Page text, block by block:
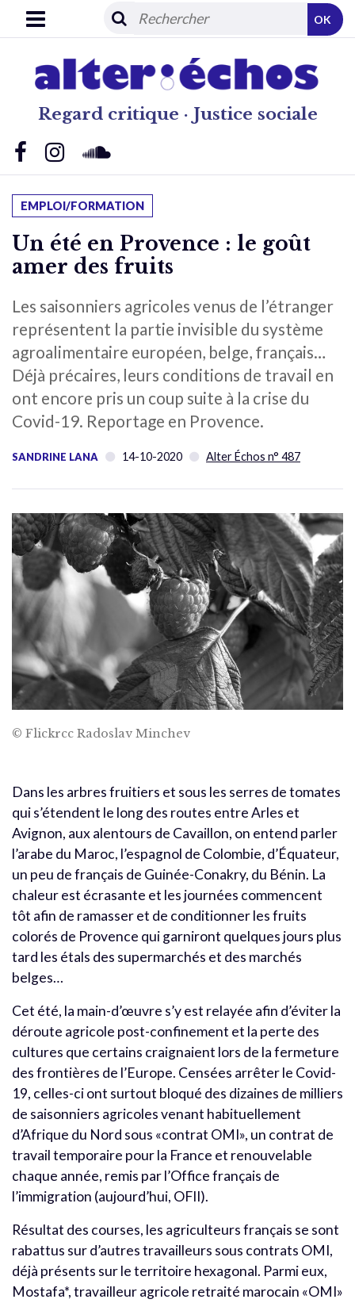
Regard critique · Justice sociale
OK
EMPLOI/FORMATION
Un été en Provence : le goût
amer des fruits
Les saisonniers agricoles venus de l’étranger
représentent la partie invisible du système
agroalimentaire européen, belge, français…
Déjà précaires, leurs conditions de travail en
ont encore pris un coup suite à la crise du
Covid-19. Reportage en Provence.
SANDRINE LANA 14-10-2020 Alter Échos n° 487
© Flickrcc Radoslav Minchev
Dans les arbres fruitiers et sous les serres de tomates
qui s’étendent le long des routes entre Arles et
Avignon, aux alentours de Cavaillon, on entend parler
l’arabe du Maroc, l’espagnol de Colombie, d’Équateur,
un peu de français de Guinée-Conakry, du Bénin. La
chaleur est écrasante et les journées commencent
tôt afin de ramasser et de conditionner les fruits
colorés de Provence qui garniront quelques jours plus
tard les étals des supermarchés et des marchés
belges…
Cet été, la main-d’œuvre s’y est relayée afin d’éviter la
déroute agricole post-confinement et la perte des
cultures que certains craignaient lors de la fermeture
des frontières de l’Europe. Censées arrêter le Covid-
19, celles-ci ont surtout bloqué des dizaines de milliers
de saisonniers agricoles venant habituellement
d’Afrique du Nord sous «contrat OMI», un contrat de
travail temporaire pour la France et renouvelable
chaque année, remis par l’Office français de
l’immigration (aujourd’hui, OFII).
Résultat des courses, les agriculteurs français se sont
rabattus sur d’autres travailleurs sous contrats OMI,
déjà présents sur le territoire hexagonal. Parmi eux,
Mostafa*, travailleur agricole retraité marocain «OMI»